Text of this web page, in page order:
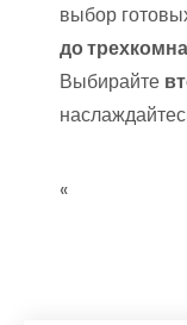
выбор
до
Выбирайте
«